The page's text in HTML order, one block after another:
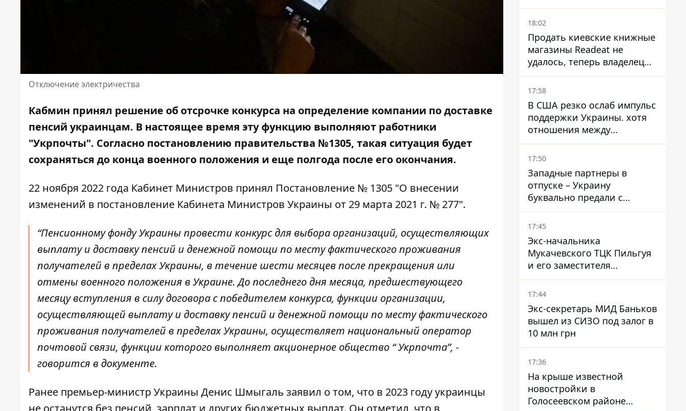
Отключение электричества
Кабмин принял решение об отсрочке конкурса на определение компании по доставке
пенсий украинцам. В настоящее время эту функцию выполняют работники
"Укрпочты". Согласно постановлению правительства №1305, такая ситуация будет
сохраняться до конца военного положения и еще полгода после его окончания.
22 ноября 2022 года Кабинет Министров принял Постановление № 1305 "О внесении
изменений в постановление Кабинета Министров Украины от 29 марта 2021 г. № 277".
“Пенсионному фонду Украины провести конкурс для выбора организаций, осуществляющих
выплату и доставку пенсий и денежной помощи по месту фактического проживания
получателей в пределах Украины, в течение шести месяцев после прекращения или
отмены военного положения в Украине. До последнего дня месяца, предшествующего
месяцу вступления в силу договора с победителем конкурса, функции организации,
осуществляющей выплату и доставку пенсий и денежной помощи по месту фактического
проживания получателей в пределах Украины, осуществляет национальный оператор
почтовой связи, функции которого выполняет акционерное общество “ Укрпочта”, -
говорится в документе.
Ранее премьер-министр Украины Денис Шмыгаль заявил о том, что в 2023 году украинцы
заведений
18:02
Продать киевские книжные
магазины Readeat не
удалось, теперь владелец
их просто закроет
17:58
В США резко ослаб импульс
поддержки Украины. хотя
отношения между
Зеленским и Трампом
недавно улучшались - The
17:50
Западные партнеры в
отпуске – Украину
буквально предали с
ракетами к Patriot – эксперт
Мусиенко
17:45
Экс-начальника
Мукачевского ТЦК Пильгуя
и его заместителя
отправили в СИЗО без
права залога – журналист
17:44
Экс-секретарь МИД Баньков
вышел из СИЗО под залог в
10 млн грн
17:36
На крыше известной
новостройки в
Голосеевском районе